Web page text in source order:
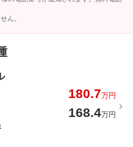
ん。
180.7万円
168.4万円